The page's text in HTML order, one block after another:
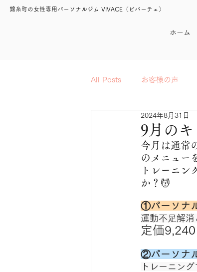
錦糸町の女性専用パーソナルジム VIVACE（ビバーチェ）
ホーム
All Posts お客様の声
9月の
2024年8月31日
今月は通常
のメニュー
トレーニン
か？💆
①パーソナ
運動不足解
定価
②パーソナ
トレーニン